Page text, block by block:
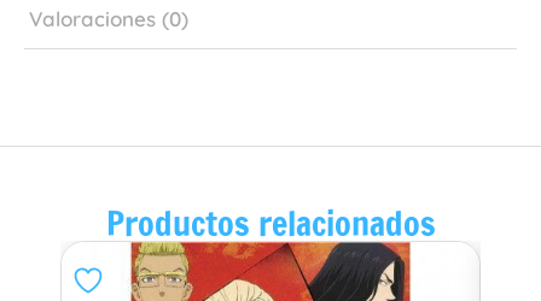
Valoraciones (0)
Productos relacionados